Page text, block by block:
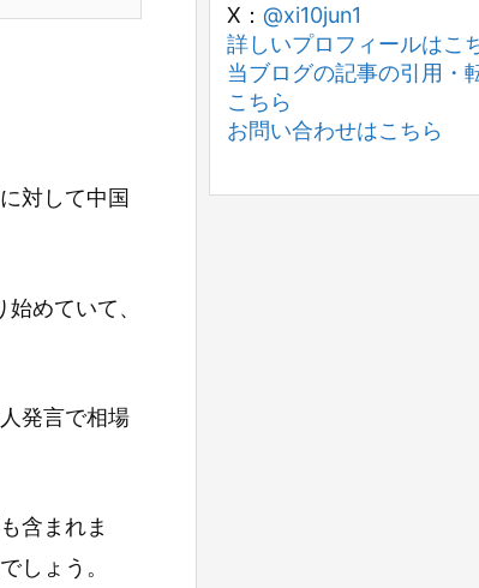
対して中国
めていて、
発言で相場
含まれま
しょう。
X： @xi10jun1
詳しいプロフィールはこ
当ブログの記事の引用・
こちら
お問い合わせはこちら